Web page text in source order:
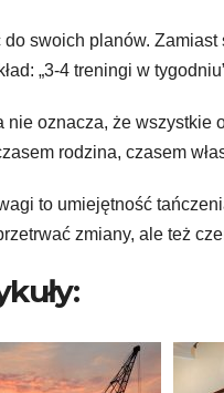
swoich planów.
„3-4 treningi w
nie oznacza, że wszystkie
rodzina, czasem
to umiejętność
zmiany, ale też